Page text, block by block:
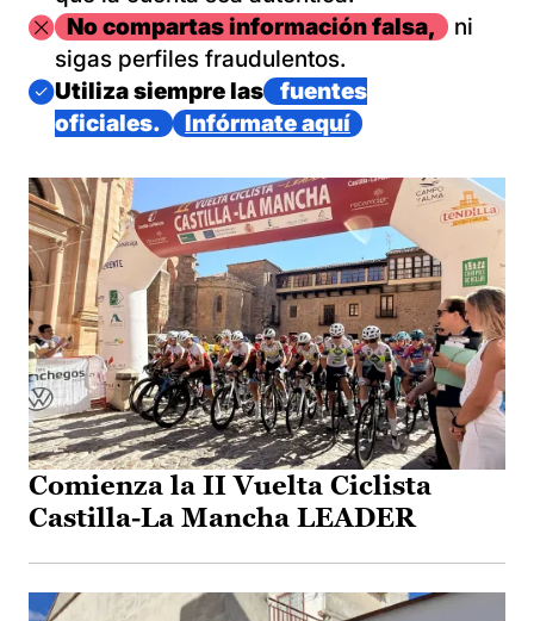
ImagenNo compartas información falsa,
ni
sigas perfiles fraudulentos.
Imagen
Utiliza siempre las
fuentes
oficiales.
Infórmate aquí
Comienza la II Vuelta Ciclista
Castilla-La Mancha LEADER